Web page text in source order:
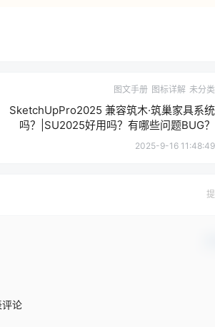
图文手册 图标详解 未分类
SketchUpPro2025 兼容筑木·筑巢家具系统
吗？|SU2025好用吗？有哪些问题BUG？
2025-9-16 11:48:49
论